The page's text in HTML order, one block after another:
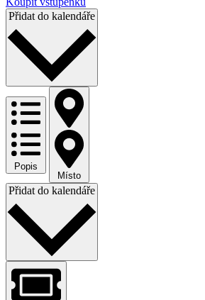
Popis
Místo